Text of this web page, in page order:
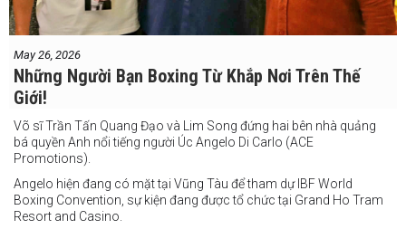
May 26, 2026
Những Người Bạn Boxing Từ Khắp Nơi Trên Thế
Giới!
Võ sĩ Trần Tấn Quang Đạo và Lim Song đứng hai bên nhà quảng
bá quyền Anh nổi tiếng người Úc Angelo Di Carlo (ACE
Promotions).
Angelo hiện đang có mặt tại Vũng Tàu để tham dự IBF World
Boxing Convention, sự kiện đang được tổ chức tại Grand Ho Tram
Resort and Casino.